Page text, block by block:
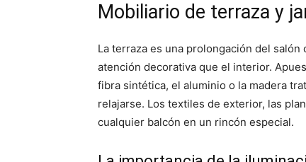
Mobiliario de terraza y
La terraza es una prolongación del
atención decorativa que el interior.
fibra sintética, el aluminio o la madera
relajarse. Los textiles de exterior, las
cualquier balcón en un rincón especial.